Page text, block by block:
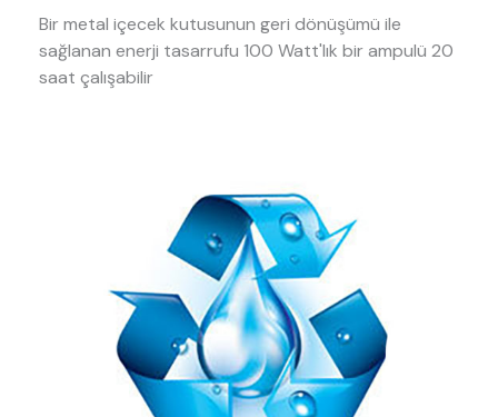
Bir metal içecek kutusunun geri dönüşümü ile
sağlanan enerji tasarrufu 100 Watt'lık bir ampulü 20
saat çalışabilir